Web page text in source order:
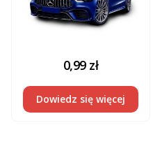
0,99 zł
Dowiedz się więcej